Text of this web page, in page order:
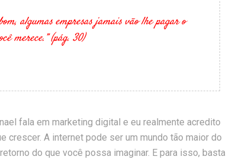
algumas empresas jamais vão lhe pagar o
merece.” (pág. 30)
fala em marketing digital e eu realmente acredito
crescer. A internet pode ser um mundo tão maior do
do que você possa imaginar. E para isso, basta